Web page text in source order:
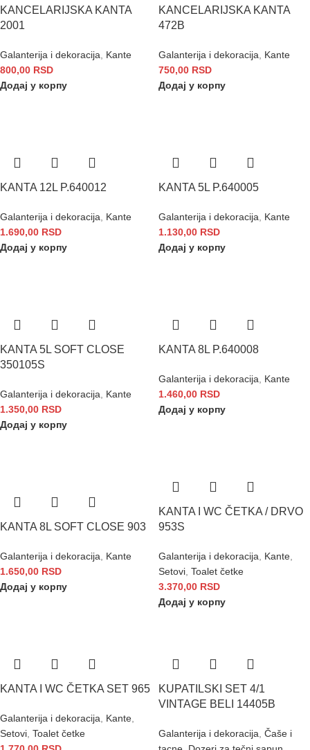
KANCELARIJSKA KANTA
2001
Galanterija i dekoracija
Kante
800,00 RSD
Додај у корпу
KANCELARIJSKA KANTA
472B
Galanterija i dekoracija
Kante
750,00 RSD
Додај у корпу
KANTA 12L P.640012
Galanterija i dekoracija
Kante
1.690,00 RSD
Додај у корпу
KANTA 5L P.640005
Galanterija i dekoracija
Kante
1.130,00 RSD
Додај у корпу
KANTA 5L SOFT CLOSE
350105S
Galanterija i dekoracija
Kante
1.350,00 RSD
Додај у корпу
KANTA 8L P.640008
Galanterija i dekoracija
Kante
1.460,00 RSD
Додај у корпу
KANTA 8L SOFT CLOSE 903
Galanterija i dekoracija
Kante
1.650,00 RSD
Додај у корпу
KANTA I WC ČETKA / DRVO
953S
Galanterija i dekoracija Kante
Setovi Toalet četke
3.370,00 RSD
Додај у корпу
KANTA I WC ČETKA SET 965
Galanterija i dekoracija Kante
Setovi Toalet četke
KUPATILSKI SET 4/1
VINTAGE BELI 14405B
Galanterija i dekoracija Čaše i